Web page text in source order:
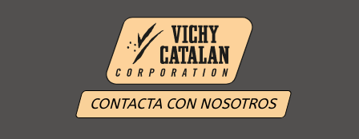
CONTACTA CON NOSOTROS